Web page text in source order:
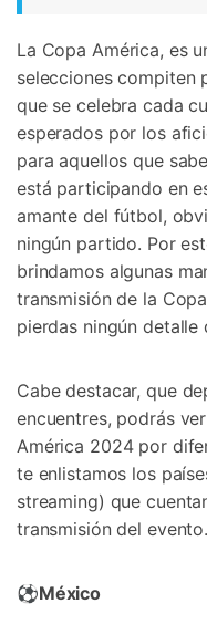
La Copa América, es
selecciones compiten
que se celebra cada
esperados por los
para aquellos que
está participando en
amante del fútbol,
ningún partido. Por
brindamos algunas
transmisión de la
pierdas ningún
Cabe destacar, que
encuentres, podrás
América 2024 por
te enlistamos los
streaming) que
transmisión del evento.
⚽México